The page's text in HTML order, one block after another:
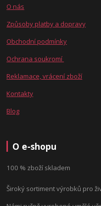
O nás
Způsoby platby a dopravy
Obchodní podmínky
Ochrana soukromí
Reklamace, vrácení zboží
Kontakty
Blog
O e-shopu
100 % zboží skladem
Široký sortiment výrobků pro